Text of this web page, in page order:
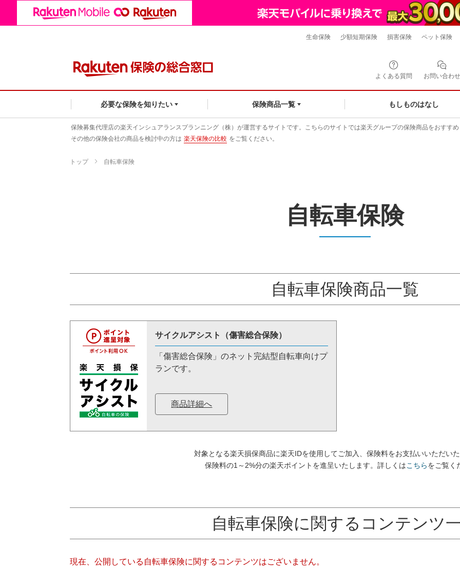
よくある質問 お問い合わせ
必要な保険を知りたい 保険商品一覧 もしものはなし
生命保険 少額短期保険 損害保険 ペット保険
保険募集代理店の楽天インシュアランスプランニング（株）が運営するサイトです。こちらのサイトでは楽天グループの保険商品をおすすめ
その他の保険会社の商品を検討中の方は 楽天保険の比較 をご覧ください。
トップ 自転車保険
自転車保険
自転車保険商品一覧
サイクルアシスト（傷害総合保険）
「傷害総合保険」のネット完結型自転車向けプ
ランです。
商品詳細へ
対象となる楽天損保商品に楽天IDを使用してご加入、保険料をお支払いいただい
保険料の1～2%分の楽天ポイントを進呈いたします。詳しくはこちらをご覧く
自転車保険に関するコンテンツ
現在、公開している自転車保険に関するコンテンツはございません。